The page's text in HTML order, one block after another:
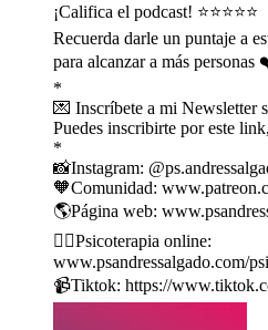
¡Califica el podcast! ⭐️⭐️⭐️⭐️⭐️
Recuerda darle un puntaje a
para alcanzar a más personas
*
💌 Inscríbete a mi Newsletter
⁠⁠⁠⁠⁠⁠⁠⁠⁠⁠⁠⁠⁠⁠⁠⁠⁠⁠⁠⁠⁠⁠⁠⁠⁠⁠⁠⁠⁠⁠⁠⁠⁠⁠⁠⁠⁠⁠⁠⁠⁠⁠⁠⁠⁠⁠⁠⁠⁠⁠⁠⁠⁠⁠⁠⁠⁠⁠⁠⁠⁠Puedes inscribirte por este
*
📸Instagram:
🧡Comunidad:
🌎Página web:
🙋‍♂️Psicoterapia online:
⁠⁠⁠⁠⁠⁠⁠⁠⁠⁠⁠⁠⁠⁠⁠⁠⁠⁠⁠⁠⁠⁠⁠⁠⁠⁠⁠⁠⁠⁠⁠⁠⁠⁠⁠⁠⁠⁠⁠⁠⁠⁠⁠⁠⁠⁠⁠⁠⁠⁠⁠⁠⁠⁠⁠⁠⁠⁠⁠⁠⁠www.psandressalgado.com/
📹Tiktok: ⁠⁠⁠⁠⁠⁠⁠⁠⁠⁠⁠⁠⁠⁠⁠⁠⁠⁠⁠⁠⁠⁠⁠⁠⁠⁠⁠⁠⁠⁠⁠⁠⁠⁠⁠⁠⁠⁠⁠⁠⁠⁠⁠⁠⁠⁠⁠⁠⁠⁠⁠⁠⁠⁠⁠⁠⁠⁠⁠⁠⁠https://